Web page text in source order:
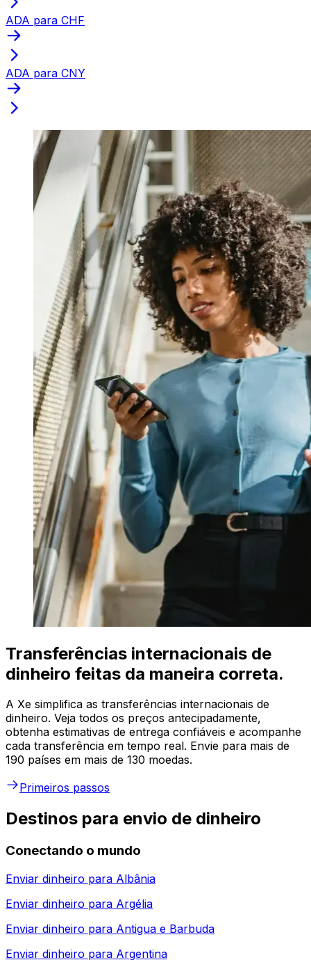
ADA para CHF
ADA para CNY
Transferências internacionais de
dinheiro feitas da maneira correta.
A Xe simplifica as transferências internacionais de
dinheiro. Veja todos os preços antecipadamente,
obtenha estimativas de entrega confiáveis e acompanhe
cada transferência em tempo real. Envie para mais de
190 países em mais de 130 moedas.
Primeiros passos
Destinos para envio de dinheiro
Conectando o mundo
Enviar dinheiro para Albânia
Enviar dinheiro para Argélia
Enviar dinheiro para Antigua e Barbuda
Enviar dinheiro para Argentina